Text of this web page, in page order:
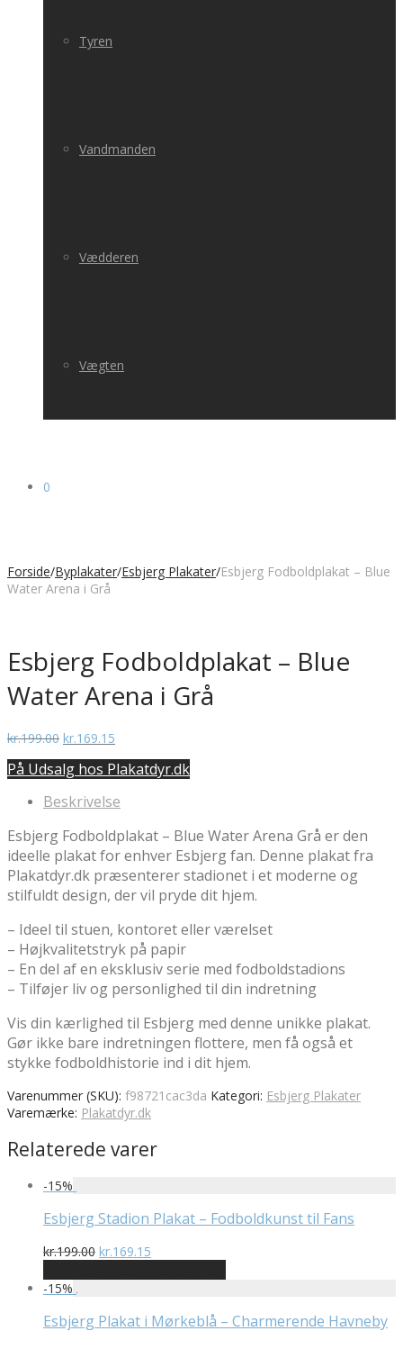
Tyren
Vandmanden
Vædderen
Vægten
0
Forside/Byplakater/Esbjerg Plakater/Esbjerg Fodboldplakat – Blue
Water Arena i Grå
Esbjerg Fodboldplakat – Blue
Water Arena i Grå
kr.199.00 Den
pris
kr.199.00.
kr.169.15
pris
kr.169.15.
På Udsalg hos Plakatdyr.dk
Beskrivelse
Esbjerg Fodboldplakat – Blue Water Arena Grå er den
ideelle plakat for enhver Esbjerg fan. Denne plakat fra
Plakatdyr.dk præsenterer stadionet i et moderne og
stilfuldt design, der vil pryde dit hjem.
– Ideel til stuen, kontoret eller værelset
– Højkvalitetstryk på papir
– En del af en eksklusiv serie med fodboldstadions
– Tilføjer liv og personlighed til din indretning
Vis din kærlighed til Esbjerg med denne unikke plakat.
Gør ikke bare indretningen flottere, men få også et
stykke fodboldhistorie ind i dit hjem.
Varenummer (SKU): f98721cac3da Kategori: Esbjerg Plakater
Varemærke: Plakatdyr.dk
Relaterede varer
-15%
Esbjerg Stadion Plakat – Fodboldkunst til Fans
kr.199.00 Den
pris
kr.199.00.
kr.169.15
pris
kr.169.15.
-15%
Esbjerg Plakat i Mørkeblå – Charmerende Havneby